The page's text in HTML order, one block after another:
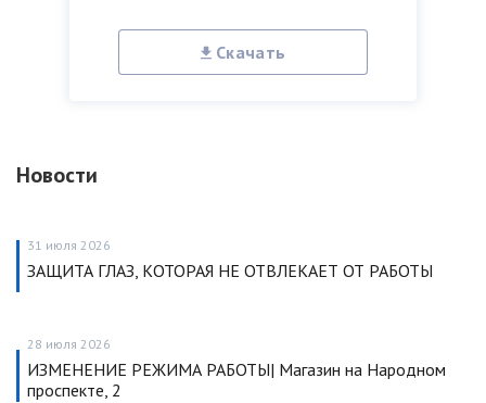
Скачать
Новости
31 июля 2026
ЗАЩИТА ГЛАЗ, КОТОРАЯ НЕ ОТВЛЕКАЕТ ОТ РАБОТЫ
28 июля 2026
ИЗМЕНЕНИЕ РЕЖИМА РАБОТЫ| Магазин на Народном
проспекте, 2